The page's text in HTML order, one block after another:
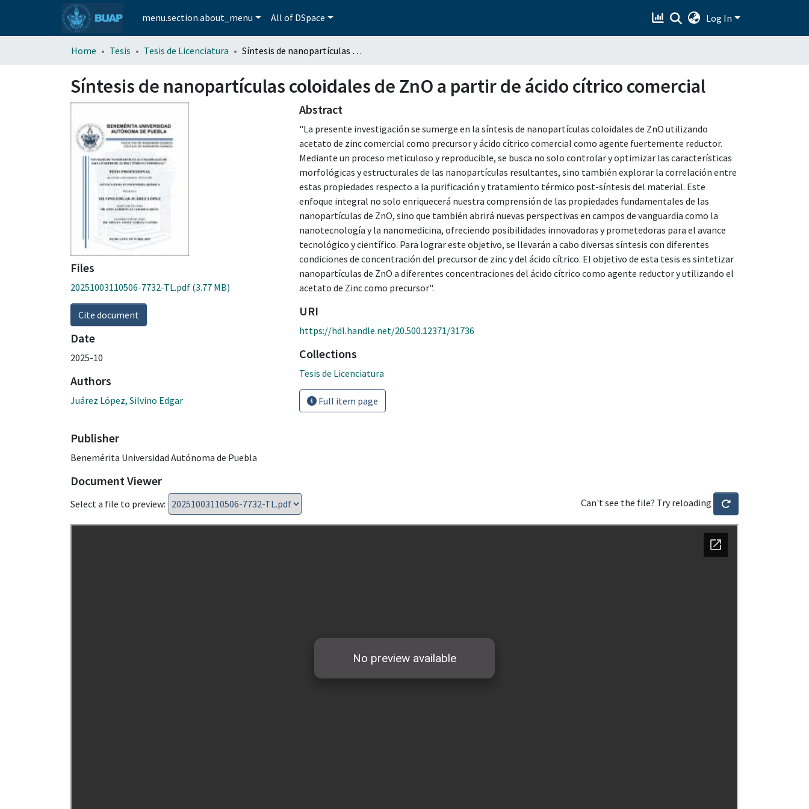
menu.section.about_menu All of DSpace Log In
Home Tesis Tesis de Licenciatura Síntesis de nanopartículas coloidales de ZnO a partir de ácido cítrico comercial
Síntesis de nanopartículas coloidales de ZnO a partir de ácido cítrico comercial
Files
20251003110506-7732-TL.pdf (3.77 MB)
Cite document
Date
2025-10
Authors
Juárez López, Silvino Edgar
Publisher
Benemérita Universidad Autónoma de Puebla
Abstract
"La presente investigación se sumerge en la síntesis de nanopartículas coloidales de ZnO utilizando
acetato de zinc comercial como precursor y ácido cítrico comercial como agente fuertemente reductor.
Mediante un proceso meticuloso y reproducible, se busca no solo controlar y optimizar las características
morfológicas y estructurales de las nanopartículas resultantes, sino también explorar la correlación entre
estas propiedades respecto a la purificación y tratamiento térmico post-síntesis del material. Este
enfoque integral no solo enriquecerá nuestra comprensión de las propiedades fundamentales de las
nanopartículas de ZnO, sino que también abrirá nuevas perspectivas en campos de vanguardia como la
nanotecnología y la nanomedicina, ofreciendo posibilidades innovadoras y prometedoras para el avance
tecnológico y científico. Para lograr este objetivo, se llevarán a cabo diversas síntesis con diferentes
condiciones de concentración del precursor de zinc y del ácido cítrico. El objetivo de esta tesis es sintetizar
nanopartículas de ZnO a diferentes concentraciones del ácido cítrico como agente reductor y utilizando el
acetato de Zinc como precursor".
URI
https://hdl.handle.net/20.500.12371/31736
Collections
Tesis de Licenciatura
Full item page
Document Viewer
Select a file to preview: Can't see the file? Try reloading